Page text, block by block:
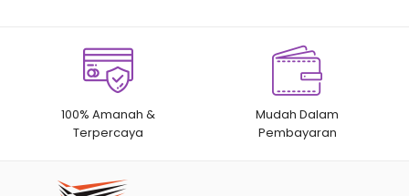
100% Amanah &
Terpercaya
Mudah Dalam
Pembayaran